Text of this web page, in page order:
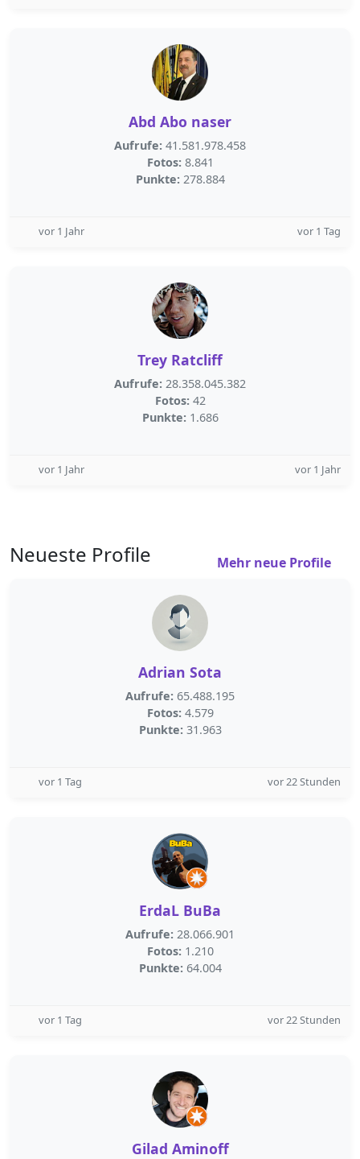
Abd Abo naser
Aufrufe: 41.581.978.458
Fotos: 8.841
Punkte: 278.884
vor 1 Jahr vor 1 Tag
Trey Ratcliff
Aufrufe: 28.358.045.382
Fotos: 42
Punkte: 1.686
vor 1 Jahr vor 1 Jahr
Neueste Profile Mehr neue Profile
Adrian Sota
Aufrufe: 65.488.195
Fotos: 4.579
Punkte: 31.963
vor 1 Tag vor 22 Stunden
ErdaL BuBa
Aufrufe: 28.066.901
Fotos: 1.210
Punkte: 64.004
vor 1 Tag vor 22 Stunden
Gilad Aminoff